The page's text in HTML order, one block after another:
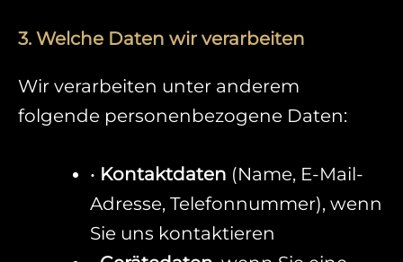
3. Welche Daten wir verarbeiten
Wir verarbeiten unter anderem
folgende personenbezogene Daten:
• Kontaktdaten (Name, E-Mail-
Adresse, Telefonnummer), wenn
Sie uns kontaktieren